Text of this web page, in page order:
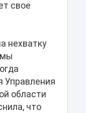
свое
нехватку
Управления
области
что